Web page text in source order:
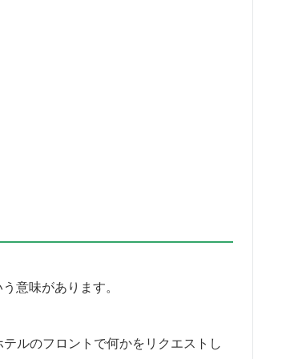
意味があります。
ルのフロントで何かをリクエストし